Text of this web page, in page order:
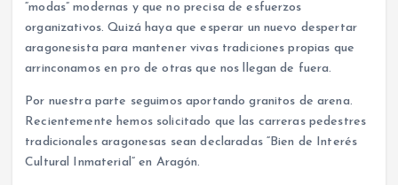
“modas” modernas y que no precisa de esfuerzos
organizativos. Quizá haya que esperar un nuevo despertar
aragonesista para mantener vivas tradiciones propias que
arrinconamos en pro de otras que nos llegan de fuera.
Por nuestra parte seguimos aportando granitos de arena.
Recientemente hemos solicitado que las carreras pedestres
tradicionales aragonesas sean declaradas “Bien de Interés
Cultural Inmaterial” en Aragón.